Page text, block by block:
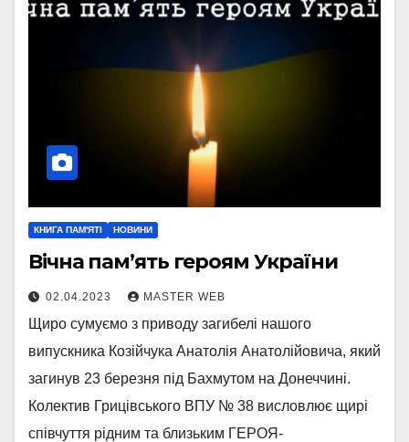
КНИГА ПАМ'ЯТІ НОВИНИ
Вічна пам’ять героям України
02.04.2023 MASTER WEB
Щиро сумуємо з приводу загибелі нашого
випускника Козійчука Анатолія Анатолійовича, який
загинув 23 березня під Бахмутом на Донеччині.
Колектив Грицівського ВПУ № 38 висловлює щирі
співчуття рідним та близьким ГЕРОЯ-